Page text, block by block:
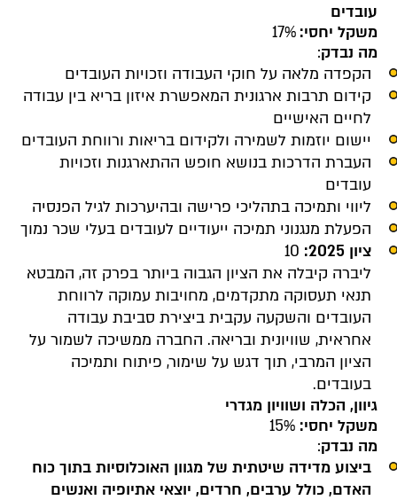
עובדים
משקל יחסי: 17%
מה נבדק:
הקפדה מלאה על חוקי העבודה וזכויות העובדים
קידום תרבות ארגונית המאפשרת איזון בריא בין עבודה
לחיים האישיים
יישום יוזמות לשמירה ולקידום בריאות ורווחת העובדים
העברת הדרכות בנושא חופש ההתארגנות וזכויות
עובדים
ליווי ותמיכה בתהליכי פרישה ובהיערכות לגיל הפנסיה
הפעלת מנגנוני תמיכה ייעודיים לעובדים בעלי שכר נמוך
ציון 2025:
ליברה קיבלה את הציון הגבוה ביותר בפרק זה, המבטא
תנאי תעסוקה מתקדמים, מחויבות עמוקה לרווחת
העובדים והשקעה עקבית ביצירת סביבת עבודה
אחראית, שוויונית ובריאה. החברה ממשיכה לשמור על
הציון המרבי, תוך דגש על שימור, פיתוח ותמיכה
בעובדים.
גיוון, הכלה ושוויון מגדרי
משקל יחסי: 15%
מה נבדק:
ביצוע מדידה שיטתית של מגוון האוכלוסיות בתוך כוח
האדם, כולל ערבים, חרדים, יוצאי אתיופיה ואנשים